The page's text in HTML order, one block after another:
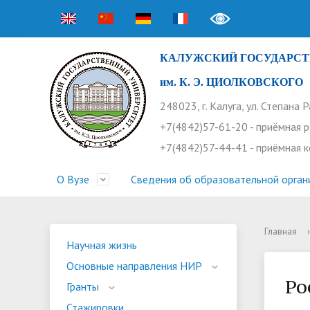
КАЛУЖСКИЙ
им. К. Э. ЦИОЛКОВСКОГО
248023, г. Калуга, ул. Степана
+7(4842)57-61-20 - приёмная
+7(4842)57-44-41 - приёмная
О Вузе
Устав
Профсоюз работников
Бассейн
Сведения об образовательной
Прием 2026. Ординатура
Оплата
Профком студентов
Конференции
Научные труды КГУ
Часто
Научная жизнь
Основные направления НИР
Гранты
Стажировки
Главная ›